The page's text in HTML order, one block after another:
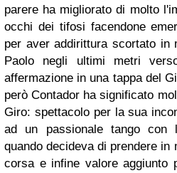
parere ha migliorato di molto
occhi dei tifosi facendone
per aver addirittura scortato in
Paolo negli ultimi metri
affermazione in una tappa del
però Contador ha significato
Giro: spettacolo per la sua
ad un passionale tango con
quando decideva di prendere in
corsa e infine valore aggiunto